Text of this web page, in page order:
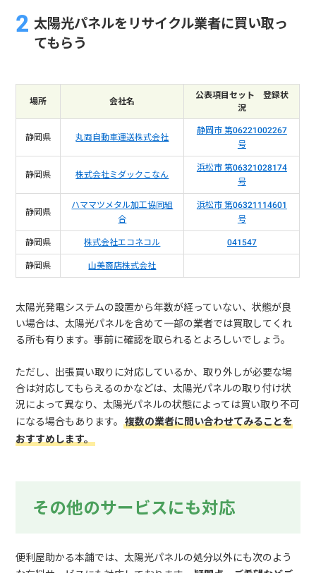
太陽光パネルをリサイクル業者に買い取っ
てもらう
場所 会社名
公表項目セット 登録状
況
静岡県 丸両自動車運送株式会社
静岡市 第06221002267
号
静岡県 株式会社ミダックこなん
浜松市 第06321028174
号
静岡県
ハママツメタル加工協同組
合
浜松市 第06321114601
号
静岡県
株式会社エコネコル
041547
静岡県
山美商店株式会社
太陽光発電システムの設置から年数が経っていない、状態が良
い場合は、太陽光パネルを含めて一部の業者では買取してくれ
る所も有ります。事前に確認を取られるとよろしいでしょう。
ただし、出張買い取りに対応しているか、取り外しが必要な場
合は対応してもらえるのかなどは、太陽光パネルの取り付け状
況によって異なり、太陽光パネルの状態によっては買い取り不可
になる場合もあります。複数の業者に問い合わせてみることを
おすすめします。
その他のサービスにも対応
便利屋助かる本舗では、太陽光パネルの処分以外にも次のよう